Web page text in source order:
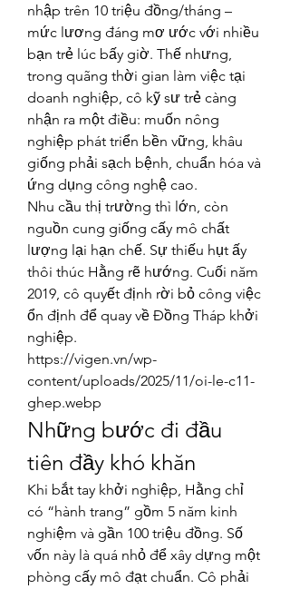
nhập trên 10 triệu đồng/tháng –
mức lương đáng mơ ước với nhiều
bạn trẻ lúc bấy giờ. Thế nhưng,
trong quãng thời gian làm việc tại
doanh nghiệp, cô kỹ sư trẻ càng
nhận ra một điều: muốn nông
nghiệp phát triển bền vững, khâu
giống phải sạch bệnh, chuẩn hóa và
ứng dụng công nghệ cao.
Nhu cầu thị trường thì lớn, còn
nguồn cung giống cấy mô chất
lượng lại hạn chế. Sự thiếu hụt ấy
thôi thúc Hằng rẽ hướng. Cuối năm
2019, cô quyết định rời bỏ công việc
ổn định để quay về Đồng Tháp khởi
nghiệp.
https://vigen.vn/wp-
content/uploads/2025/11/oi-le-c11-
ghep.webp
Những bước đi đầu
tiên đầy khó khăn
Khi bắt tay khởi nghiệp, Hằng chỉ
có “hành trang” gồm 5 năm kinh
nghiệm và gần 100 triệu đồng. Số
vốn này là quá nhỏ để xây dựng một
phòng cấy mô đạt chuẩn. Cô phải